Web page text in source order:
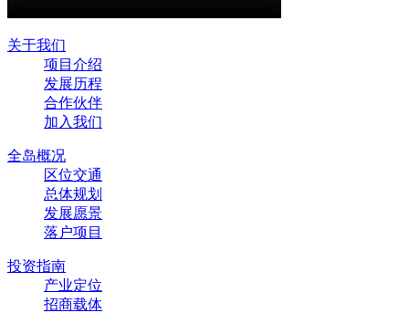
关于我们
项目介绍
发展历程
合作伙伴
加入我们
全岛概况
区位交通
总体规划
发展愿景
落户项目
投资指南
产业定位
招商载体